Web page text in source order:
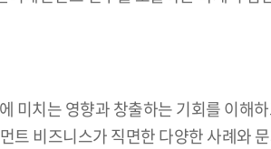
치는 영향과 창출하는 기회를 이해
트 비즈니스가 직면한 다양한 사례와